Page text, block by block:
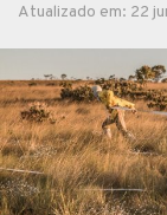
Atualizado em: 22